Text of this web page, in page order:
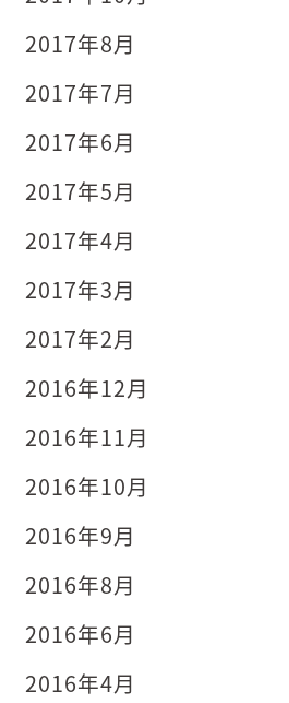
2017年8月
2017年7月
2017年6月
2017年5月
2017年4月
2017年3月
2017年2月
2016年12月
2016年11月
2016年10月
2016年9月
2016年8月
2016年6月
2016年4月